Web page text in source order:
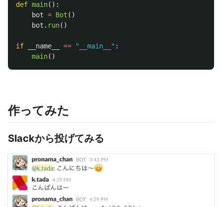
def main():
bot = Bot ()
bot . run()
if __name__ == " __main__ " :
main()
作ってみた
Slackから投げてみる